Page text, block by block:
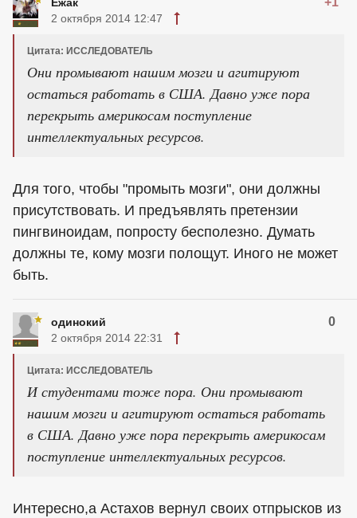
2 октября 2014 12:47
Цитата: ИССЛЕДОВАТЕЛЬ
Они промывают нашим мозги и агитируют
остаться работать в США. Давно уже пора
перекрыть америкосам поступление
интеллектуальных ресурсов.
Для того, чтобы "промыть мозги", они должны
присутствовать. И предъявлять претензии
пингвиноидам, попросту бесполезно. Думать
должны те, кому мозги полощут. Иного не может
быть.
одинокий 0
2 октября 2014 22:31
Цитата: ИССЛЕДОВАТЕЛЬ
И студентами тоже пора. Они промывают
нашим мозги и агитируют остаться работать
в США. Давно уже пора перекрыть америкосам
поступление интеллектуальных ресурсов.
Интересно,а Астахов вернул своих отпрысков из